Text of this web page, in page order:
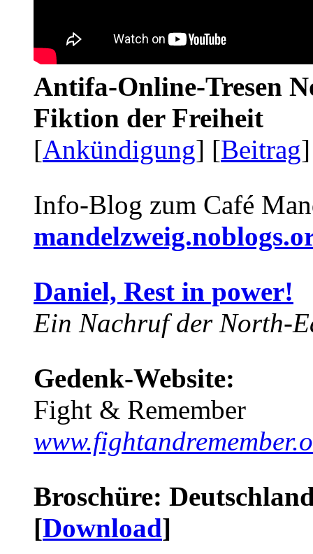
Antifa-Online-Tresen
Fiktion der Freiheit
[Ankündigung] [Beitrag
Info-Blog zum Café
Daniel, Rest in power!
Ein Nachruf der North-
Gedenk-Website:
Fight & Remember
Broschüre:
[Download]